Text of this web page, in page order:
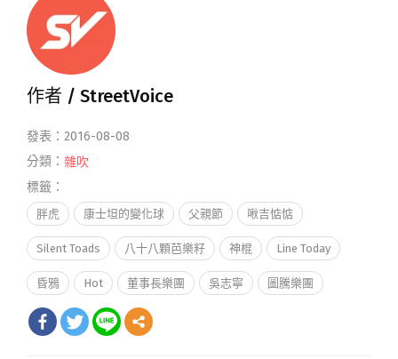
作者 / StreetVoice
發表：2016-08-08
分類： 雜吹
標籤：
胖虎 康士坦的變化球 父親節 啾吉惦惦
Silent Toads 八十八顆芭樂籽 神棍 Line Today
昏鴉 Hot 董事長樂團 吳志寧 圖騰樂團